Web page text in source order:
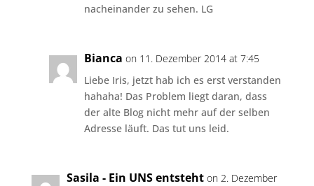
nacheinander zu sehen. LG
Bianca on 11. Dezember 2014 at 7:45
Liebe Iris, jetzt hab ich es erst verstanden
hahaha! Das Problem liegt daran, dass
der alte Blog nicht mehr auf der selben
Adresse läuft. Das tut uns leid.
Sasila - Ein UNS entsteht on 2. Dezember